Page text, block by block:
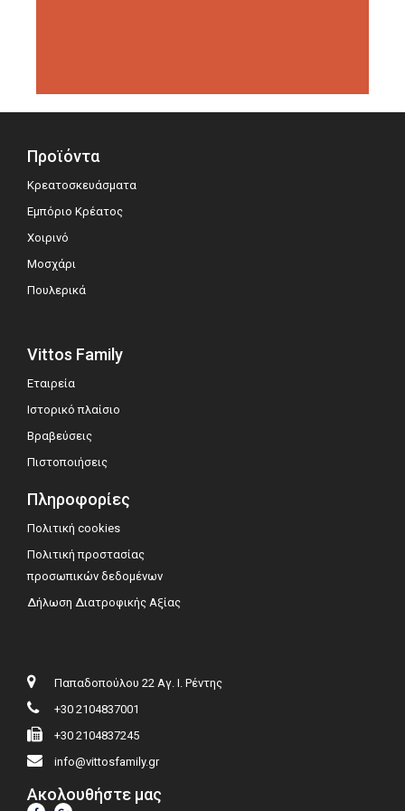
Προϊόντα
Κρεατοσκευάσματα
Εμπόριο Κρέατος
Χοιρινό
Μοσχάρι
Πουλερικά
Vittos Family
Εταιρεία
Ιστορικό πλαίσιο
Βραβεύσεις
Πιστοποιήσεις
Πληροφορίες
Πολιτική cookies
Πολιτική προστασίας
προσωπικών δεδομένων
Δήλωση Διατροφικής Αξίας
Παπαδοπούλου 22 Αγ. Ι. Ρέντης
+30 2104837001
+30 2104837245
info@vittosfamily.gr
Ακολουθήστε μας